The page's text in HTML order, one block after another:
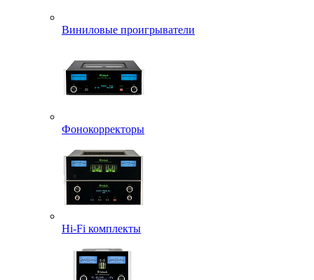
Виниловые проигрыватели
Фонокорректоры
Hi-Fi комплекты